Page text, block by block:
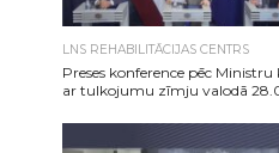
LNS REHABILITĀCIJAS CENTRS
Preses konference pēc Ministru
ar tulkojumu zīmju valodā